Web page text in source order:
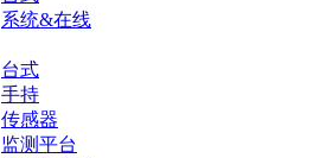
系统&在线
台式
手持
传感器
监测平台